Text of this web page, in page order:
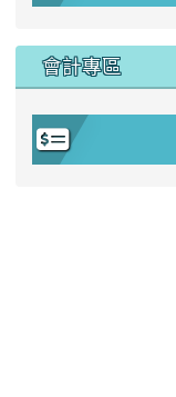
會計專區